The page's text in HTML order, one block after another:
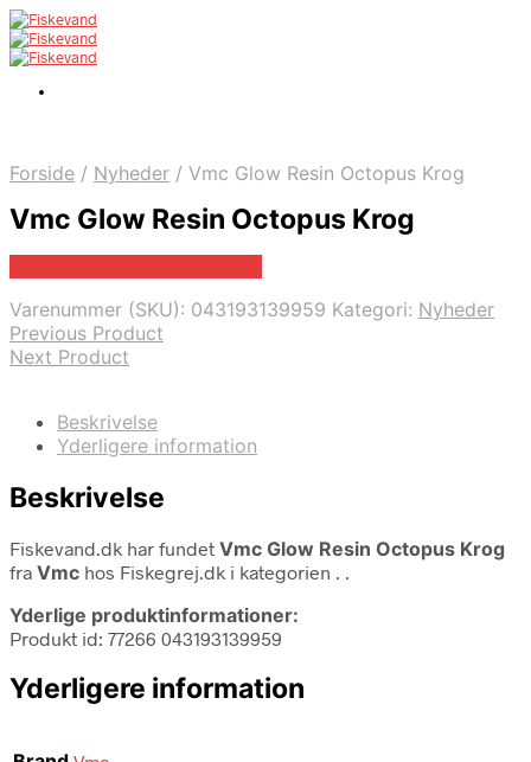
Forside / Nyheder / Vmc Glow Resin Octopus Krog
Vmc Glow Resin Octopus Krog
Varenummer (SKU): 043193139959 Kategori: Nyheder
Previous Product
Next Product
Beskrivelse
Yderligere information
Beskrivelse
Fiskevand.dk har fundet Vmc Glow Resin Octopus Krog
fra Vmc hos Fiskegrej.dk i kategorien . .
Yderlige produktinformationer:
Produkt id: 77266 043193139959
Yderligere information